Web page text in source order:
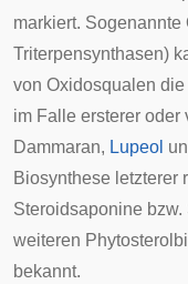
markiert.
Triterpensynthasen)
von Oxidosqualen
im Falle ersterer oder
Dammaran, Lupeol
Biosynthese letzterer
Steroidsaponine
weiteren
bekannt.